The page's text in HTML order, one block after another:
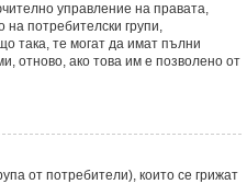
управление на правата,
на потребителски групи,
така, те могат да имат пълни
отново, ако това им е позволено от
от потребители), които се грижат